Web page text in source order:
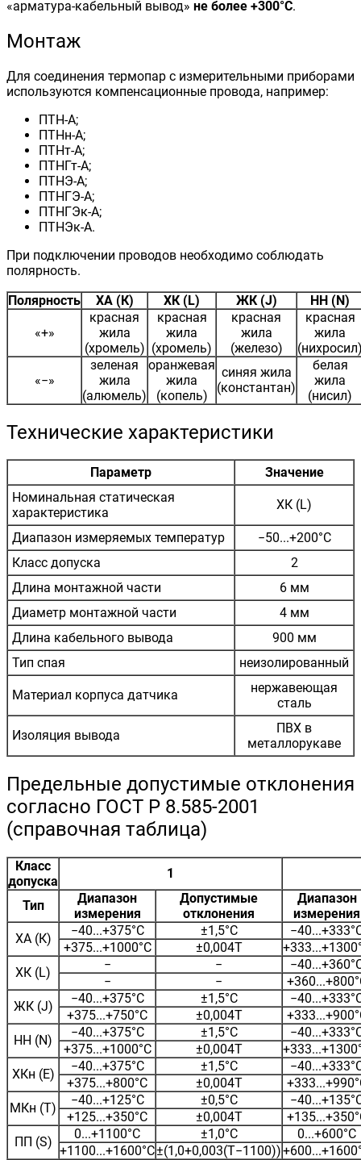
«арматура-кабельный вывод» не более +300°С.
Монтаж
Для соединения термопар с измерительными приборами
используются компенсационные провода, например:
ПТН-А;
ПТНн-А;
ПТНт-А;
ПТНГт-А;
ПТНЭ-А;
ПТНГЭ-А;
ПТНГЭк-А;
ПТНЭк-А.
При подключении проводов необходимо соблюдать
полярность.
Полярность
ХА (К) ХК (L) ЖК (J) НН (N)
«+»
красная
жила
(хромель)
красная
жила
(хромель)
красная
жила
(железо)
красная
жила
«−»
зеленая
жила
(алюмель)
оранжевая
жила
(копель)
синяя жила
(константан)
белая
жила
(нисил)
Технические характеристики
Параметр
Значение
Номинальная статическая
характеристика
ХК (L)
Диапазон измеряемых температур
−50...+200°С
Класс допуска
2
Длина монтажной части
6 мм
Диаметр монтажной части
4 мм
Длина кабельного вывода
900 мм
Тип спая
неизолированный
Материал корпуса датчика
нержавеющая
сталь
Изоляция вывода
ПВХ в
металлорукаве
Предельные допустимые отклонения
согласно ГОСТ Р 8.585-2001
(справочная таблица)
Класс
допуска
1
Тип
Диапазон
измерения
Допустимые
отклонения
Диапазон
измерения
ХА (К)
−40...+375°С ±1,5°С
+375...+1000°С
±0,004Т
ХК (L)
− −
−
−
ЖК (J)
−40...+375°С ±1,5°С
+375...+750°С
±0,004Т
НН (N)
−40...+375°С ±1,5°С
+375...+1000°С
±0,004Т
ХКн (E)
−40...+375°С ±1,5°С
+375...+800°С
±0,004Т
МКн (Т)
−40...+125°С ±0,5°С
+125...+350°С
±0,004Т
ПП (S)
0...+1100°С ±1,0°С
0...+600°С
+1100...+1600°С±(1,0+0,003(Т−1100))